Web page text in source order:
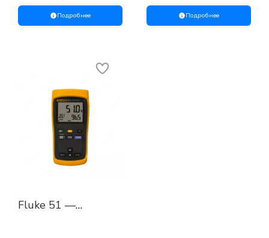
Подробнее Подробнее
Fluke 51 —